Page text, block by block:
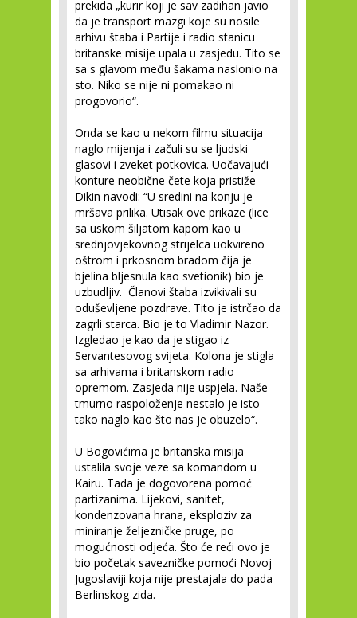
prekida „kurir koji je sav zadihan javio
da je transport mazgi koje su nosile
arhivu štaba i Partije i radio stanicu
britanske misije upala u zasjedu. Tito se
sa s glavom među šakama naslonio na
sto. Niko se nije ni pomakao ni
progovorio“.
Onda se kao u nekom filmu situacija
naglo mijenja i začuli su se ljudski
glasovi i zveket potkovica. Uočavajući
konture neobične čete koja pristiže
Dikin navodi: “U sredini na konju je
mršava prilika. Utisak ove prikaze (lice
sa uskom šiljatom kapom kao u
srednjovjekovnog strijelca uokvireno
oštrom i prkosnom bradom čija je
bjelina bljesnula kao svetionik) bio je
uzbudljiv. Članovi štaba izvikivali su
oduševljene pozdrave. Tito je istrčao da
zagrli starca. Bio je to Vladimir Nazor.
Izgledao je kao da je stigao iz
Servantesovog svijeta. Kolona je stigla
sa arhivama i britanskom radio
opremom. Zasjeda nije uspjela. Naše
tmurno raspoloženje nestalo je isto
tako naglo kao što nas je obuzelo“.
U Bogovićima je britanska misija
ustalila svoje veze sa komandom u
Kairu. Tada je dogovorena pomoć
partizanima. Lijekovi, sanitet,
kondenzovana hrana, eksploziv za
miniranje željezničke pruge, po
mogućnosti odjeća. Što će reći ovo je
bio početak savezničke pomoći Novoj
Jugoslaviji koja nije prestajala do pada
Berlinskog zida.